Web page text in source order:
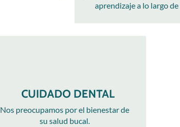
aprendizaje a lo largo de
CUIDADO DENTAL
Nos preocupamos por el bienestar de
su salud bucal.